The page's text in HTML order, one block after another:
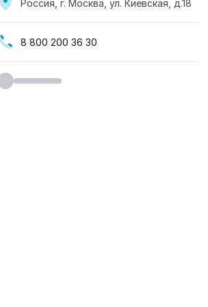
Россия, г. Москва, ул. ​Киевская, д.18
8 800 200 36 30